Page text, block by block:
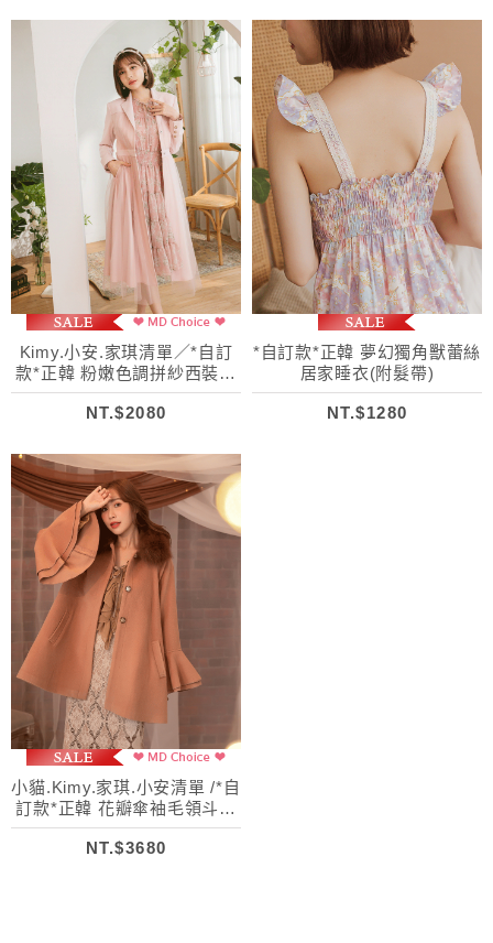
Kimy.小安.家琪清單／*自訂
款*正韓 粉嫩色調拼紗西裝風
衣(附腰帶)
NT.$2080
*自訂款*正韓 夢幻獨角獸蕾絲
居家睡衣(附髮帶)
NT.$1280
小貓.Kimy.家琪.小安清單 /*自
訂款*正韓 花瓣傘袖毛領斗篷
羊毛大衣
NT.$3680